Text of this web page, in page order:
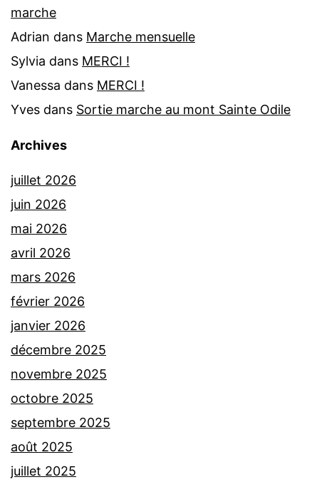
marche
Adrian dans Marche mensuelle
Sylvia dans MERCI !
Vanessa dans MERCI !
Yves dans Sortie marche au mont Sainte Odile
Archives
juillet 2026
juin 2026
mai 2026
avril 2026
mars 2026
février 2026
janvier 2026
décembre 2025
novembre 2025
octobre 2025
septembre 2025
août 2025
juillet 2025